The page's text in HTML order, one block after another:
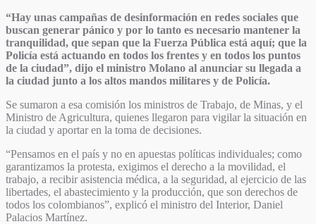
“Hay unas campañas de desinformación en redes sociales que
buscan generar pánico y por lo tanto es necesario mantener la
tranquilidad, que sepan que la Fuerza Pública está aquí; que la
Policía está actuando en todos los frentes y en todos los puntos
de la ciudad”, dijo el ministro Molano al anunciar su llegada a
la ciudad junto a los altos mandos militares y de Policía.
Se sumaron a esa comisión los ministros de Trabajo, de Minas, y el
Ministro de Agricultura, quienes llegaron para vigilar la situación en
la ciudad y aportar en la toma de decisiones.
“Pensamos en el país y no en apuestas políticas individuales; como
garantizamos la protesta, exigimos el derecho a la movilidad, el
trabajo, a recibir asistencia médica, a la seguridad, al ejercicio de las
libertades, el abastecimiento y la producción, que son derechos de
todos los colombianos”, explicó el ministro del Interior, Daniel
Palacios Martínez.